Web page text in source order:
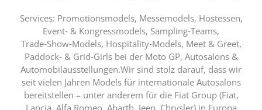
Services: Promotionsmodels, Messemodels, Hostessen,
Event‑ & Kongressmodels, Sampling‑Teams,
Trade‑Show‑Models, Hospitality‑Models, Meet & Greet,
Paddock‑ & Grid‑Girls bei der Moto GP, Autosalons &
Automobilausstellungen.Wir sind stolz darauf, dass wir
seit vielen Jahren Models für internationale Autosalons
bereitstellen – unter anderem für die Fiat Group (Fiat,
Lancia, Alfa Romeo, Abarth, Jeep, Chrysler) in Europa